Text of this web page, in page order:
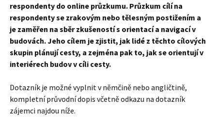
respondenty do online průzkumu. Průzkum cílí na
respondenty se zrakovým nebo tělesným postižením a
je zaměřen na sběr zkušeností s orientací a navigací v
budovách. Jeho cílem je zjistit, jak lidé z těchto cílových
skupin plánují cesty, a zejména pak to, jak se orientují v
interiérech budov v cíli cesty.
Dotazník je možné vyplnit v němčině nebo angličtině,
kompletní průvodní dopis včetně odkazu na dotazník
zájemci najdou níže.